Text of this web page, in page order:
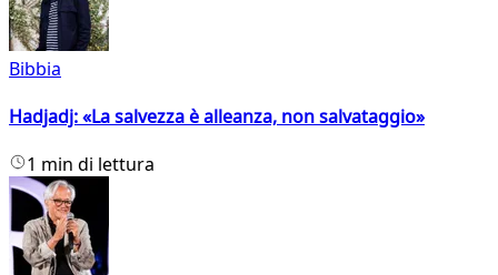
Bibbia
Hadjadj: «La salvezza è alleanza, non salvataggio»
1 min di lettura